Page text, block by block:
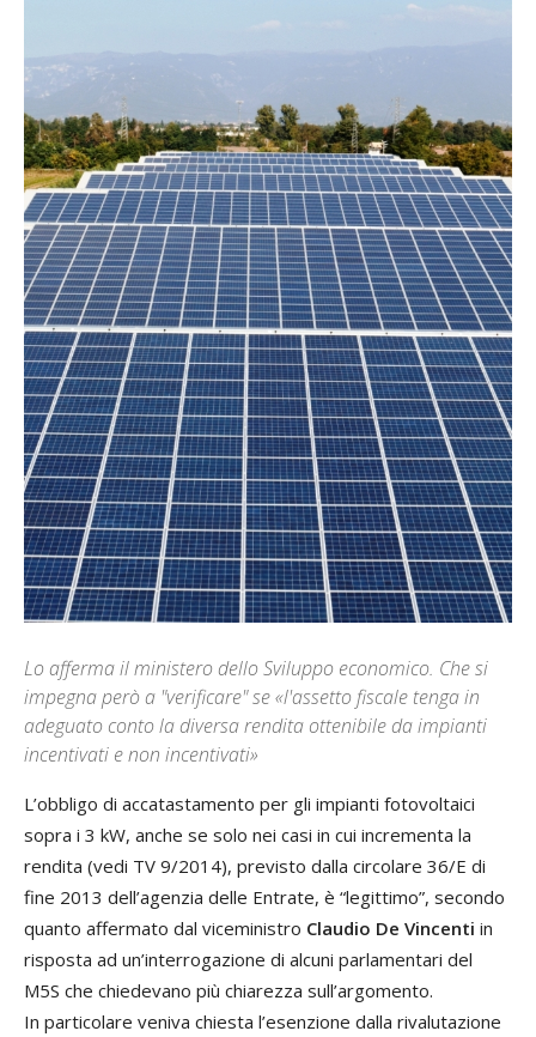
Lo afferma il ministero dello Sviluppo economico. Che si
impegna però a "verificare" se «l'assetto fiscale tenga in
adeguato conto la diversa rendita ottenibile da impianti
incentivati e non incentivati»
L’obbligo di accatastamento per gli impianti fotovoltaici
sopra i 3 kW, anche se solo nei casi in cui incrementa la
rendita (vedi TV 9/2014), previsto dalla circolare 36/E di
fine 2013 dell’agenzia delle Entrate, è “legittimo”, secondo
quanto affermato dal viceministro Claudio De Vincenti in
risposta ad un’interrogazione di alcuni parlamentari del
M5S che chiedevano più chiarezza sull’argomento.
In particolare veniva chiesta l’esenzione dalla rivalutazione